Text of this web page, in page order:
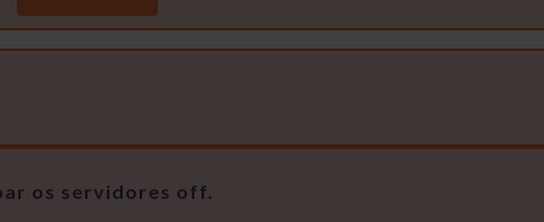
os servidores off.